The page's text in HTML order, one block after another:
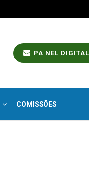
PAINEL DIGITAL
COMISSÕES